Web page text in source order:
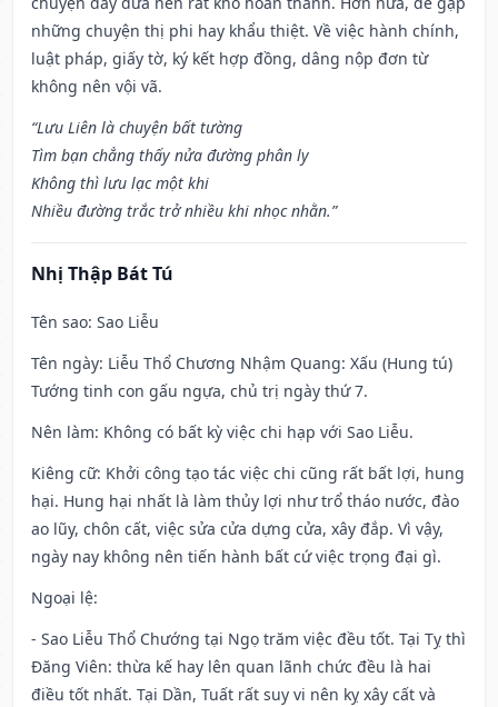
những chuyện thị phi hay khẩu thiệt. Về việc hành chính,
luật pháp, giấy tờ, ký kết hợp đồng, dâng nộp đơn từ
không nên vội vã.
“Lưu Liên là chuyện bất tường
Tìm bạn chẳng thấy nửa đường phân ly
Không thì lưu lạc một khi
Nhiều đường trắc trở nhiều khi nhọc nhằn.”
Nhị Thập Bát Tú
Tên sao: Sao Liễu
Tên ngày: Liễu Thổ Chương Nhậm Quang: Xấu (Hung tú)
Tướng tinh con gấu ngựa, chủ trị ngày thứ 7.
Nên làm: Không có bất kỳ việc chi hạp với Sao Liễu.
Kiêng cữ: Khởi công tạo tác việc chi cũng rất bất lợi, hung
hại. Hung hại nhất là làm thủy lợi như trổ tháo nước, đào
ao lũy, chôn cất, việc sửa cửa dựng cửa, xây đắp. Vì vậy,
ngày nay không nên tiến hành bất cứ việc trọng đại gì.
Ngoại lệ:
- Sao Liễu Thổ Chướng tại Ngọ trăm việc đều tốt. Tại Tỵ thì
Đăng Viên: thừa kế hay lên quan lãnh chức đều là hai
điều tốt nhất. Tại Dần, Tuất rất suy vi nên kỵ xây cất và